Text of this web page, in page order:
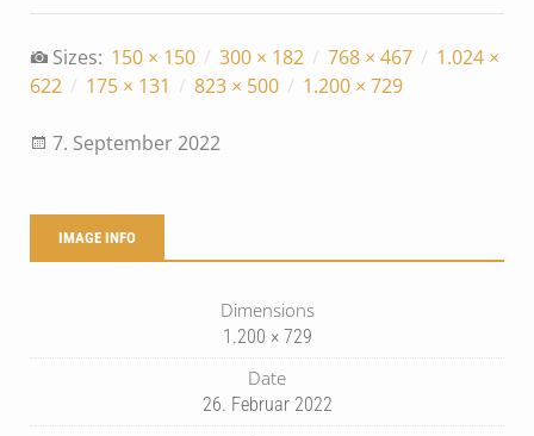
Sizes: 150 × 150 / 300 × 182 / 768 × 467 / 1.024 ×
622 / 175 × 131 / 823 × 500 / 1.200 × 729
7. September 2022
IMAGE INFO
Dimensions
1.200 × 729
Date
26. Februar 2022